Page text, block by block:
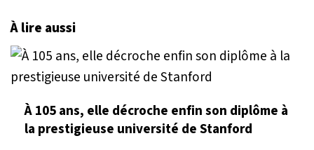
À lire aussi
À 105 ans, elle décroche enfin son diplôme à
la prestigieuse université de Stanford